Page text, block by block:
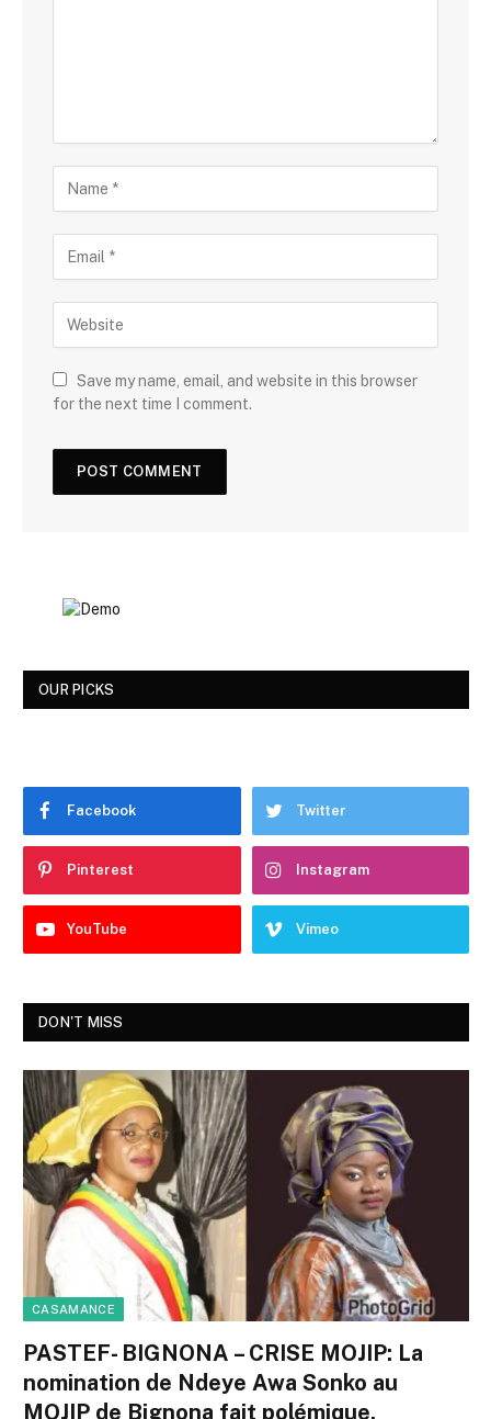
Save my name, email, and website in this browser
for the next time I comment.
OUR PICKS
Facebook Twitter
Pinterest Instagram
YouTube Vimeo
DON'T MISS
CASAMANCE
PASTEF- BIGNONA – CRISE MOJIP: La
nomination de Ndeye Awa Sonko au
MOJIP de Bignona fait polémique.